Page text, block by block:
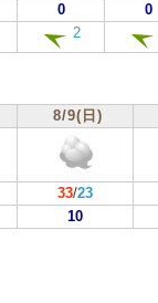
0 0
2
8/9(日)
33/23
10